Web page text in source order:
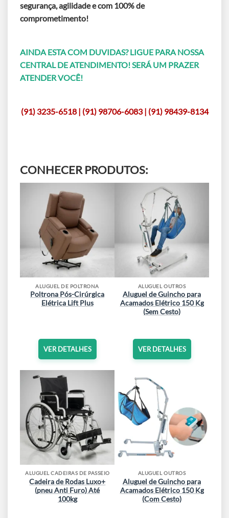
segurança, agilidade e com 100% de
comprometimento!
AINDA ESTA COM DUVIDAS? LIGUE PARA NOSSA
CENTRAL DE ATENDIMENTO! SERÁ UM PRAZER
ATENDER VOCÊ!
(91) 3235-6518 | (91) 98706-6083 | (91) 98439-8134
CONHECER PRODUTOS:
ALUGUEL DE POLTRONA
Poltrona Pós-Cirúrgica
Elétrica Lift Plus
VER DETALHES
ALUGUEL OUTROS
Aluguel de Guincho para
Acamados Elétrico 150 Kg
(Sem Cesto)
VER DETALHES
ALUGUEL CADEIRAS DE PASSEIO
Cadeira de Rodas Luxo+
(pneu Anti Furo) Até
100kg
ALUGUEL OUTROS
Aluguel de Guincho para
Acamados Elétrico 150 Kg
(Com Cesto)